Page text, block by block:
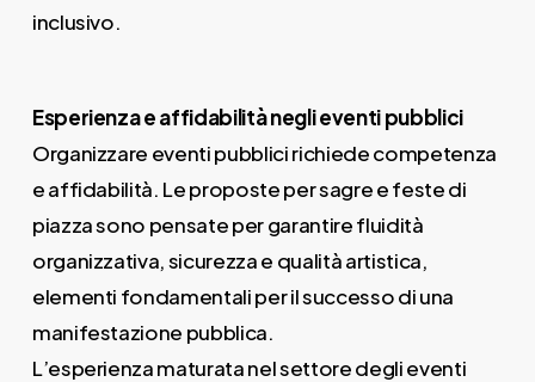
inclusivo.
Esperienza e affidabilità negli eventi pubblici
Organizzare eventi pubblici richiede competenza
e affidabilità. Le proposte per sagre e feste di
piazza sono pensate per garantire fluidità
organizzativa, sicurezza e qualità artistica,
elementi fondamentali per il successo di una
manifestazione pubblica.
L’esperienza maturata nel settore degli eventi